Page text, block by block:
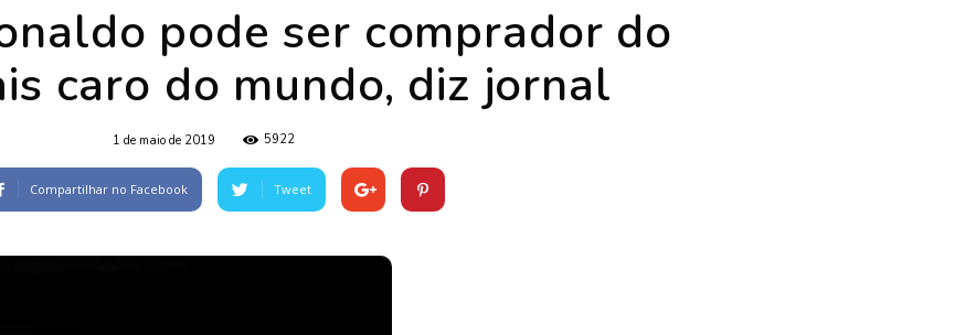
pode ser comprador do
caro do mundo, diz jornal
1 de maio de 2019 5922
Compartilhar no Facebook Tweet